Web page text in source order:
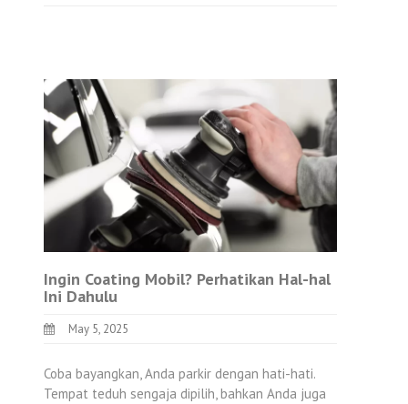
Ingin Coating Mobil? Perhatikan Hal-hal
Ini Dahulu
May 5, 2025
Coba bayangkan, Anda parkir dengan hati-hati.
Tempat teduh sengaja dipilih, bahkan Anda juga